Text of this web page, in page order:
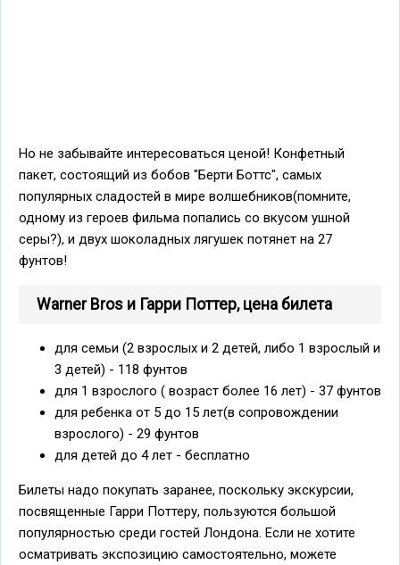
Но не забывайте интересоваться ценой! Конфетный
пакет, состоящий из бобов "Берти Боттс", самых
популярных сладостей в мире волшебников(помните,
одному из героев фильма попались со вкусом ушной
серы?), и двух шоколадных лягушек потянет на 27
фунтов!
Warner Bros и Гарри Поттер, цена билета
для семьи (2 взрослых и 2 детей, либо 1 взрослый и
3 детей) - 118 фунтов
для 1 взрослого ( возраст более 16 лет) - 37 фунтов
для ребенка от 5 до 15 лет(в сопровождении
взрослого) - 29 фунтов
для детей до 4 лет - бесплатно
Билеты надо покупать заранее, поскольку экскурсии,
посвященные Гарри Поттеру, пользуются большой
популярностью среди гостей Лондона. Если не хотите
осматривать экспозицию самостоятельно, можете